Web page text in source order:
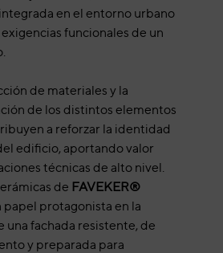
en el entorno urbano
funcionales de un
de materiales y la
de los distintos elementos
a reforzar la identidad
edificio, aportando valor
técnicas de alto nivel.
de FAVEKER®
protagonista en la
una fachada resistente, de
y preparada para